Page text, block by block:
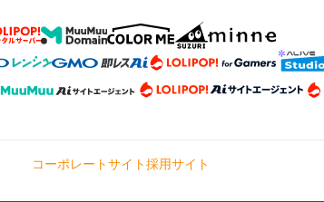
コーポレートサイト採用サイト